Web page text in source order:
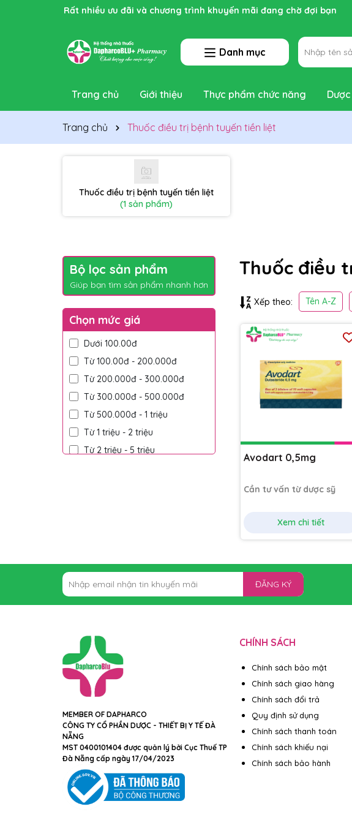
Rất nhiều ưu đãi và chương trình khuyến mãi đang chờ đợi bạn
Danh mục
Trang chủ Giới thiệu Thực phẩm chức năng
Trang chủ Thuốc điều trị bệnh tuyến tiền liệt
Thuốc điều trị bệnh tuyến tiền liệt
(1 sản phẩm)
Bộ lọc sản phẩm
Giúp bạn tìm sản phẩm nhanh hơn
Chọn mức giá
Dưới 100.00đ
Từ 100.00đ - 200.000đ
Từ 200.000đ - 300.000đ
Từ 300.000đ - 500.000đ
Từ 500.000đ - 1 triệu
Từ 1 triệu - 2 triệu
Từ 2 triệu - 5 triệu
Thuốc điều
Xếp theo: Tên A-Z
Avodart 0,5mg
Cần tư vấn từ dược sỹ
Xem chi tiết
ĐĂNG KÝ
MEMBER OF DAPHARCO
CÔNG TY CỔ PHẦN DƯỢC - THIẾT BỊ Y TẾ ĐÀ
NẴNG
MST 0400101404 được quản lý bởi Cục Thuế TP
Đà Nẵng cấp ngày 17/04/2023
CHÍNH SÁCH
Chính sách bảo mật
Chính sách giao hàng
Chính sách đổi trả
Quy định sử dụng
Chính sách thanh toán
Chính sách khiếu nại
Chính sách bảo hành